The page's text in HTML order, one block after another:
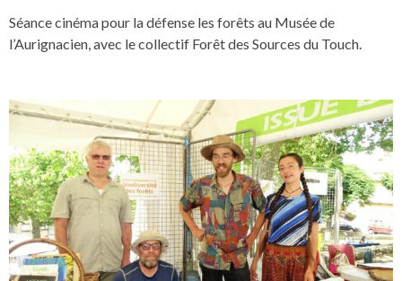
Séance cinéma pour la défense les forêts au Musée de
l’Aurignacien, avec le collectif Forêt des Sources du Touch.